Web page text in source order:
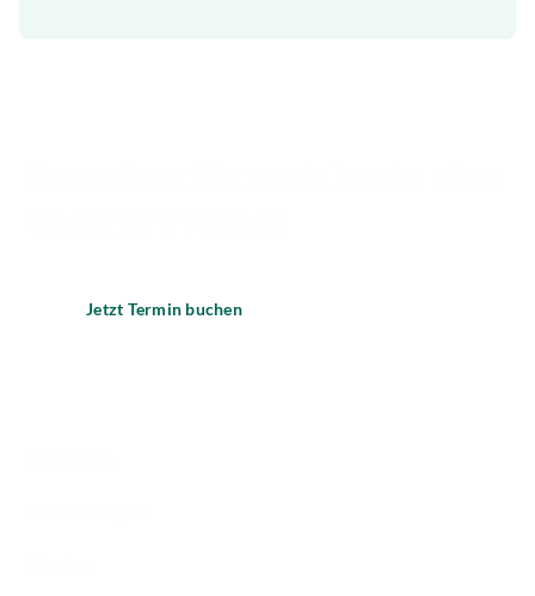
Jetzt Termin buchen